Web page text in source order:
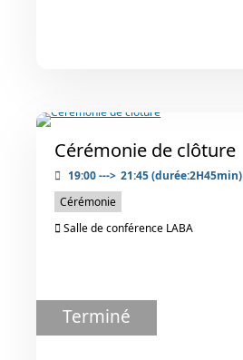
Cérémonie de clôture
19:00---> 21:45(durée:2H45min)
Cérémonie
Salle de conférence LABA
Terminé